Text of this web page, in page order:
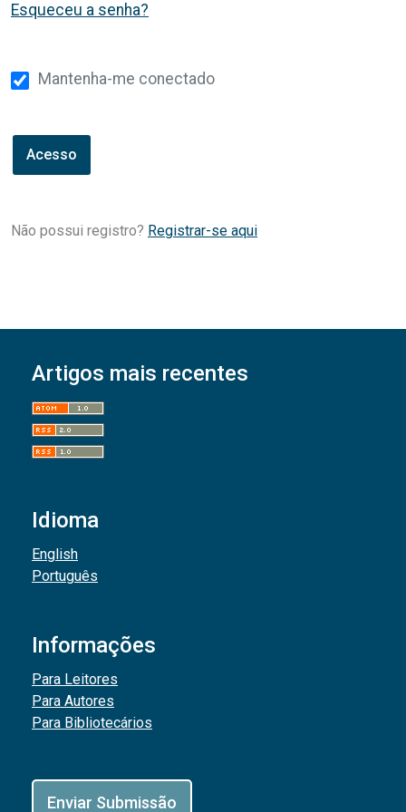
Esqueceu a senha?
Mantenha-me conectado
Acesso
Não possui registro? Registrar-se aqui
Artigos mais recentes
Idioma
English
Português
Informações
Para Leitores
Para Autores
Para Bibliotecários
Enviar Submissão